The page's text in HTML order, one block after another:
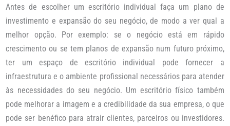
Antes de escolher um escritório individual faça um plano de
investimento e expansão do seu negócio, de modo a ver qual a
melhor opção. Por exemplo: se o negócio está em rápido
crescimento ou se tem planos de expansão num futuro próximo,
ter um espaço de escritório individual pode fornecer a
infraestrutura e o ambiente profissional necessários para atender
às necessidades do seu negócio. Um escritório físico também
pode melhorar a imagem e a credibilidade da sua empresa, o que
pode ser benéfico para atrair clientes, parceiros ou investidores.